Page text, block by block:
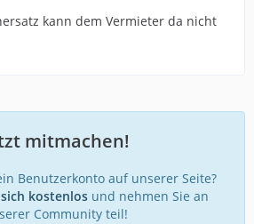
kann dem Vermieter da nicht
mitmachen!
Benutzerkonto auf unserer Seite?
kostenlosund nehmen Sie an
Community teil!